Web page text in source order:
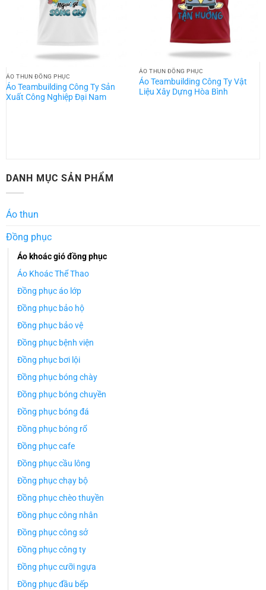
ÁO THUN ĐỒNG PHỤC
Áo Teambuilding Công Ty Sản
Xuất Công Nghiệp Đại Nam
ÁO THUN ĐỒNG PHỤC
Áo Teambuilding Công Ty Vật
Liệu Xây Dựng Hòa Bình
DANH MỤC SẢN PHẨM
Áo thun
Đồng phục
Áo khoác gió đồng phục
Áo Khoác Thể Thao
Đồng phục áo lớp
Đồng phục bảo hộ
Đồng phục bảo vệ
Đồng phục bệnh viện
Đồng phục bơi lội
Đồng phục bóng chày
Đồng phục bóng chuyền
Đồng phục bóng đá
Đồng phục bóng rổ
Đồng phục cafe
Đồng phục cầu lông
Đồng phục chạy bộ
Đồng phục chèo thuyền
Đồng phục công nhân
Đồng phục công sở
Đồng phục công ty
Đồng phục cưỡi ngựa
Đồng phục đầu bếp